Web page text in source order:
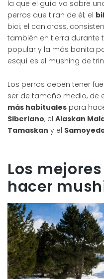
la que el guía va sobre
perros que tiran de él; el
bici; el canicross,
también en tierra durante
popular y la más bonita
esquí es el mushing de
Los perros deben tener
ser de tamaño medio, de
más habituales para
Siberiano, el Alaskan
Tamaskan y el
Los
hacer